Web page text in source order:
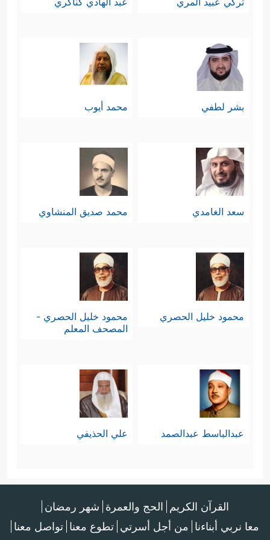
السماوات السبع والعرش العظيم، وهو
الذي يُسيِّر كلَّ هذا الكون، فما موقع
الشريك، سواء كان ابنًا له، أو وثَنًا يُعبد
كبيرًا.
خامسًا: يُوصِي الله ـ نبيَّه الكريم
داعيةٍ مِن بعده بالحلم عليهم، وأن يدفع
إساءَتهم بالخُلُق الأنبل والأحسن، مع
والموقف الواضح الذي لا شُبهة فيه ولا
غُموض﴿قُل رَّبِّ إِمَّا تُرِیَنِّی مَا یُوعَدُونَ﴿٩٣﴾
فَلَا تَجۡعَلۡنِی فِی ٱلۡقَوۡمِ ٱلظَّـٰلِمِینَ﴿٩٤﴾
وَإِنَّا عَلَىٰۤ أَن
أَحۡسَنُ ٱلسَّیِّئَةَۚ نَحۡنُ أَعۡلَمُ بِمَا یَصِفُونَ﴿٩٦﴾
رَّبِّ أَعُوذُ بِكَ مِنۡ هَمَزَ ٰ⁠تِ ٱلشَّیَـٰطِینِ﴿٩٧﴾
بِكَ رَبِّ أَن یَحۡضُرُونِ﴾
بشر لطفي محمد أيوب
سعد الغامدي محمد صديق المنشاوي
محمود خليل الحصري
محمود خليل الحصري -
المصحف المعلم
عبدالباسط عبدالصمد علي الحذيفي
القرآن الكريم الحج والعمرة شهر رمضان
معا نربي أبناءنا من أجل أسرتي تطوع معنا تواصل معنا